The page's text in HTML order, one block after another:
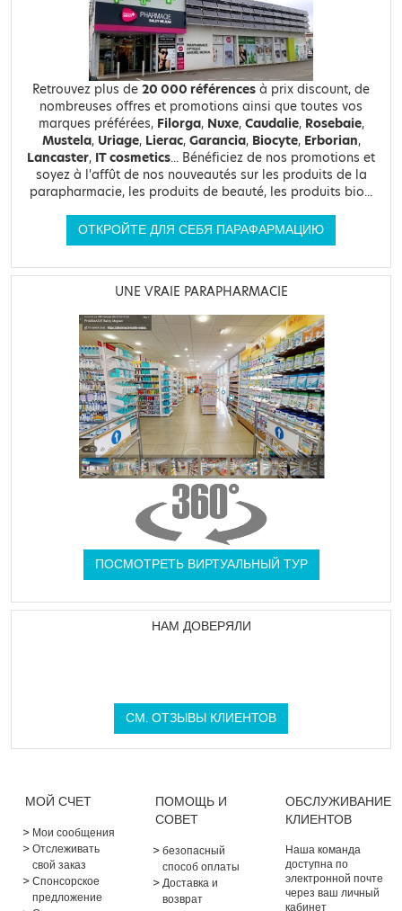
Retrouvez plus de 20 000 références à prix discount, de
nombreuses offres et promotions ainsi que toutes vos
marques préférées, Filorga, Nuxe, Caudalie, Rosebaie,
Mustela, Uriage, Lierac, Garancia, Biocyte, Erborian,
Lancaster, IT cosmetics... Bénéficiez de nos promotions et
soyez à l'affût de nos nouveautés sur les produits de la
parapharmacie, les produits de beauté, les produits bio...
ОТКРОЙТЕ ДЛЯ СЕБЯ ПАРАФАРМАЦИЮ
UNE VRAIE PARAPHARMACIE
ПОСМОТРЕТЬ ВИРТУАЛЬНЫЙ ТУР
НАМ ДОВЕРЯЛИ
СМ. ОТЗЫВЫ КЛИЕНТОВ
МОЙ СЧЕТ
Мои сообщения
Отслеживать
свой заказ
Спонсорское
предложение
ПОМОЩЬ И
СОВЕТ
безопасный
способ оплаты
Доставка и
возврат
ОБСЛУЖИВАНИЕ
КЛИЕНТОВ
Наша команда
доступна по
электронной почте
через ваш личный
кабинет